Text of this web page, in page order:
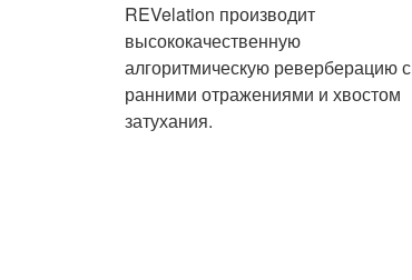
REVelation производит
высококачественную
алгоритмическую реверберацию с
ранними отражениями и хвостом
затухания.